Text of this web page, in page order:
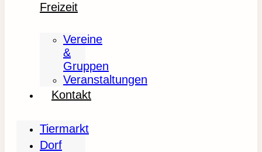
Freizeit
Vereine
&
Gruppen
Veranstaltungen
Kontakt
Tiermarkt
Dorf